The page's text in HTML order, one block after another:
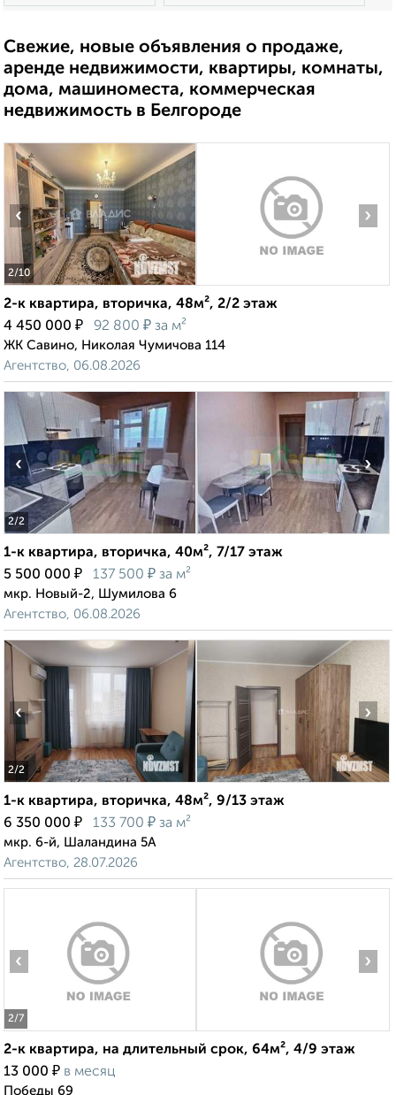
Свежие, новые объявления о продаже,
аренде недвижимости, квартиры, комнаты,
дома, машиноместа, коммерческая
недвижимость в Белгороде
2/10
‹ ›
2-к квартира, вторичка, 48м², 2/2 этаж
4 450 000 ₽ 92 800 ₽ за м²
ЖК Савино, Николая Чумичова 114
Агентство, 06.08.2026
2/2
‹ ›
1-к квартира, вторичка, 40м², 7/17 этаж
5 500 000 ₽ 137 500 ₽ за м²
мкр. Новый-2, Шумилова 6
Агентство, 06.08.2026
2/2
‹ ›
1-к квартира, вторичка, 48м², 9/13 этаж
6 350 000 ₽ 133 700 ₽ за м²
мкр. 6-й, Шаландина 5А
Агентство, 28.07.2026
2/7
‹ ›
2-к квартира, на длительный срок, 64м², 4/9 этаж
13 000 ₽ в месяц
Победы 69